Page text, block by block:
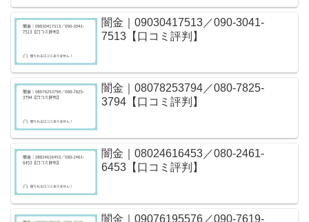
闇金｜09030417513／090-3041-
7513【口コミ評判】
闇金｜08078253794／080-7825-
3794【口コミ評判】
闇金｜08024616453／080-2461-
6453【口コミ評判】
闇金｜09076195576／090-7619-